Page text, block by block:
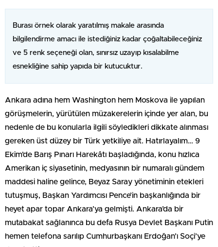
Burası örnek olarak yaratılmış makale arasında
bilgilendirme amacı ile istediğiniz kadar çoğaltabileceğiniz
ve 5 renk seçeneği olan, sınırsız uzayıp kısalabilme
esnekliğine sahip yapıda bir kutucuktur.
Ankara adına hem Washington hem Moskova ile yapılan
görüşmelerin, yürütülen müzakerelerin içinde yer alan, bu
nedenle de bu konularla ilgili söyledikleri dikkate alınması
gereken üst düzey bir Türk yetkiliye ait. Hatırlayalım… 9
Ekim’de Barış Pınarı Harekâtı başladığında, konu hızlıca
Amerikan iç siyasetinin, medyasının bir numaralı gündem
maddesi haline gelince, Beyaz Saray yönetiminin etekleri
tutuşmuş, Başkan Yardımcısı Pence’in başkanlığında bir
heyet apar topar Ankara’ya gelmişti. Ankara’da bir
mutabakat sağlanınca bu defa Rusya Devlet Başkanı Putin
hemen telefona sarılıp Cumhurbaşkanı Erdoğan’ı Soçi’ye